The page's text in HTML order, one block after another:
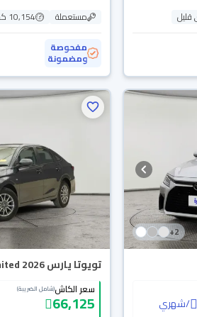
مستعملة 10,154 كم
مفحوصة
ومضمونة
2
+
/شهري
تويوتا يارس Y Limited 2026
سعر الكاش(شامل الضريبة)
66,125